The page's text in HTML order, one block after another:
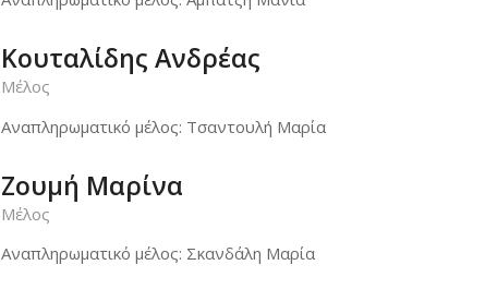
Κουταλίδης Ανδρέας
Μέλος
Αναπληρωματικό μέλος: Τσαντουλή Μαρία
Ζουμή Μαρίνα
Μέλος
Αναπληρωματικό μέλος: Σκανδάλη Μαρία